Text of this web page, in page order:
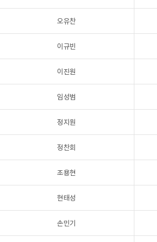
오유찬
이규빈
이진원
임성범
정지원
정찬회
조용현
현태성
손민기